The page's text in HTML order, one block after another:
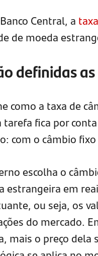
Central, a
de moeda
definidas
como a taxa de
tarefa fica por
com o câmbio
escolha o
estrangeira em
ou seja, os
do mercado.
mais o preço dela